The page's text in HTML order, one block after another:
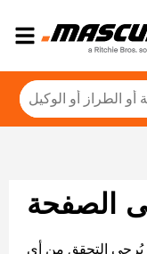
الصفحة
يُرجى التحقق من أي